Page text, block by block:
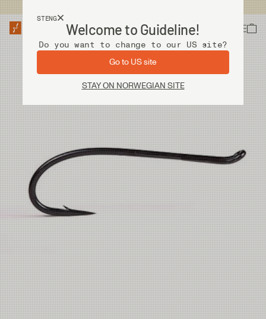
STENG
Welcome to Guideline!
Do you want to change to our US site?
Go to US site
STAY ON NORWEGIAN SITE